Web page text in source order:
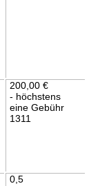
200,00 €
- höchstens
eine Gebühr
1311
0,5